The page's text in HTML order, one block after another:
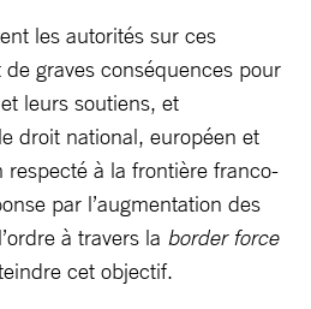
les autorités sur ces
graves conséquences pour
leurs soutiens, et
droit national, européen et
respecté à la frontière franco-
par l’augmentation des
à travers la border force
cet objectif.